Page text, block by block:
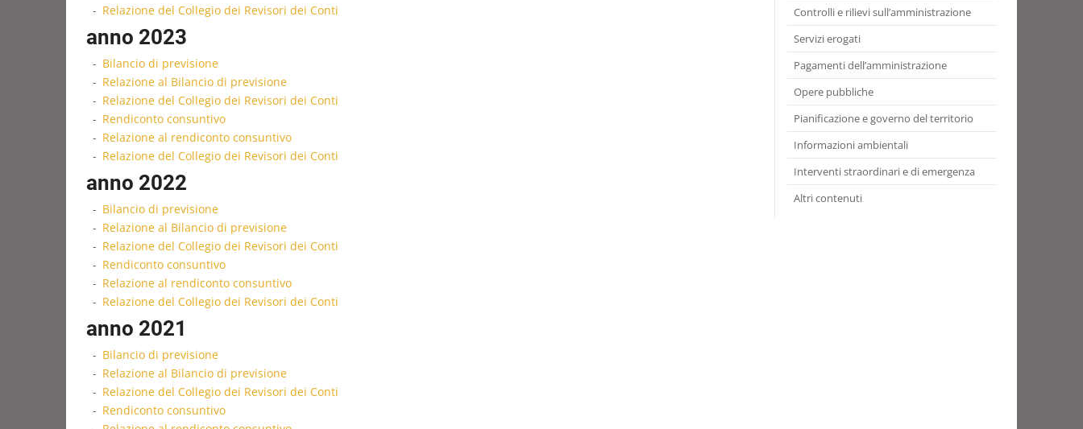
Relazione del Collegio dei Revisori dei Conti
anno 2023
Bilancio di previsione
Relazione al Bilancio di previsione
Relazione del Collegio dei Revisori dei Conti
Rendiconto consuntivo
Relazione al rendiconto consuntivo
Relazione del Collegio dei Revisori dei Conti
anno 2022
Bilancio di previsione
Relazione al Bilancio di previsione
Relazione del Collegio dei Revisori dei Conti
Rendiconto consuntivo
Relazione al rendiconto consuntivo
Relazione del Collegio dei Revisori dei Conti
anno 2021
Bilancio di previsione
Relazione al Bilancio di previsione
Relazione del Collegio dei Revisori dei Conti
Rendiconto consuntivo
Controlli e rilievi sull’amministrazione
Servizi erogati
Pagamenti dell’amministrazione
Opere pubbliche
Pianificazione e governo del territorio
Informazioni ambientali
Interventi straordinari e di emergenza
Altri contenuti